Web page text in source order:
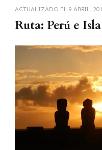
ACTUALIZADO EL 9 ABRIL,
Ruta: Perú e